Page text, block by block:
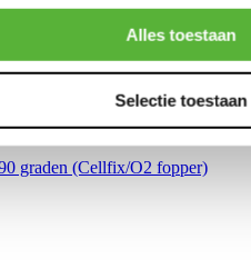
Alles toestaan
Selectie toestaan
graden (Cellfix/O2 fopper)